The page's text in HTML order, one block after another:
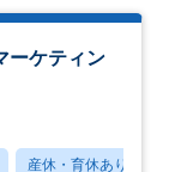
ーケティン
産休・育休あり